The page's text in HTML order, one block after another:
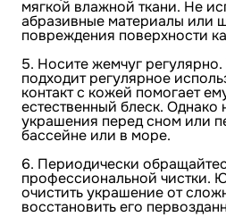
мягкой влажной ткани. Не
абразивные материалы или
повреждения поверхности
5. Носите жемчуг
подходит регулярное
контакт с кожей помогает
естественный блеск. Однако
украшения перед сном или
бассейне или в море.
6. Периодически
профессиональной чистки.
очистить украшение от
восстановить его